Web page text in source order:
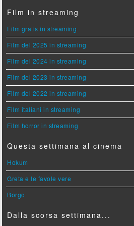
Film in streaming
Film gratis in streaming
Film del 2025 in streaming
Film del 2024 in streaming
Film del 2023 in streaming
Film del 2022 in streaming
Film italiani in streaming
Film horror in streaming
Questa settimana al cinema
Hokum
Greta e le favole vere
Borgo
Dalla scorsa settimana...